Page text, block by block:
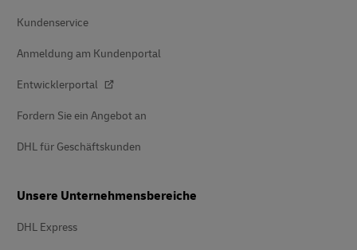
Kundenservice
Anmeldung am Kundenportal
Entwicklerportal
Fordern Sie ein Angebot an
DHL für Geschäftskunden
Unsere Unternehmensbereiche
DHL Express